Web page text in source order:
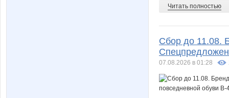
Читать полностью
Сбор до 11.08.
07.08.2026 в 01:28